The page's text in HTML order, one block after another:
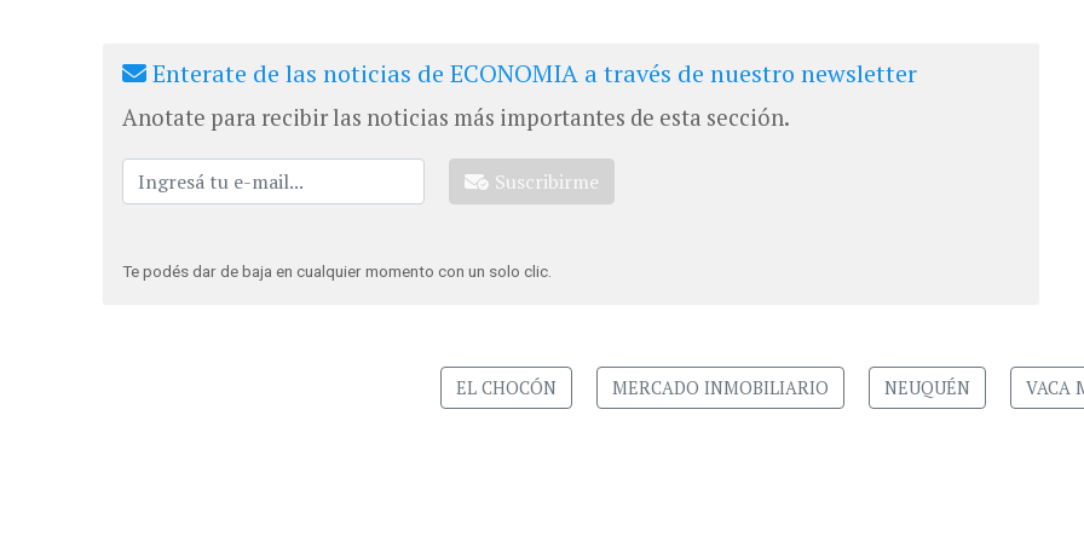
Enterate de las noticias de ECONOMIA a través de nuestro newsletter
Anotate para recibir las noticias más importantes de esta sección.
Suscribirme
Te podés dar de baja en cualquier momento con un solo clic.
EL CHOCÓN MERCADO INMOBILIARIO NEUQUÉN VACA